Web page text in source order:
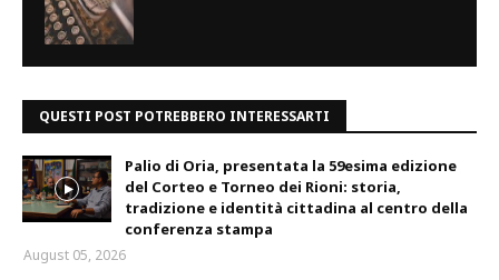
QUESTI POST POTREBBERO INTERESSARTI
Palio di Oria, presentata la 59esima edizione
del Corteo e Torneo dei Rioni: storia,
tradizione e identità cittadina al centro della
conferenza stampa
August 05, 2026